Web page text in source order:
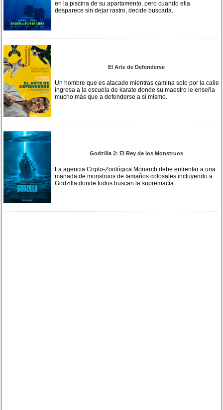
en la piscina de su apartamento, pero cuando ella
desparece sin dejar rastro, decide buscarla.
El Arte de Defenderse
Un hombre que es atacado mientras camina solo por la calle
ingresa a la escuela de karate donde su maestro le enseña
mucho más que a defenderse a sí mismo.
Godzilla 2: El Rey de los Monstruos
La agencia Cripto-Zoológica Monarch debe enfrentar a una
manada de monstruos de tamaños colosales incluyendo a
Godzilla donde todos buscan la supremacía.